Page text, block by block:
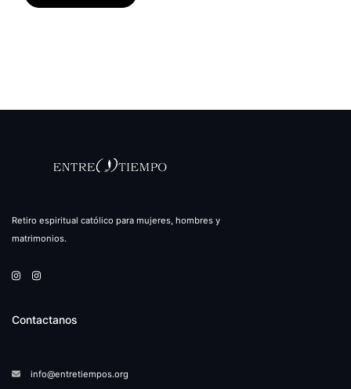
Retiro espiritual católico para mujeres, hombres y
matrimonios.
Contactanos
info@entretiempos.org